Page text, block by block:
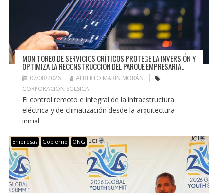
MONITOREO DE SERVICIOS CRÍTICOS PROTEGE LA INVERSIÓN Y
OPTIMIZA LA RECONSTRUCCIÓN DEL PARQUE EMPRESARIAL
07/08/2026
ALBERTO MARÍN MORÁN
CORPORACIÓN SOLSICA
El control remoto e integral de la infraestructura
eléctrica y de climatización desde la arquitectura
inicial...
Empresas Gobierno ONG